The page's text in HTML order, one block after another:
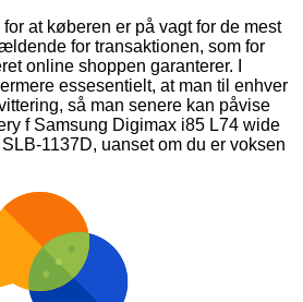
at køberen er på vagt for de mest
for transaktionen, som for
online shoppen garanterer. I
essesentielt, at man til enhver
så man senere kan påvise
f Samsung Digimax i85 L74 wide
1137D, uanset om du er voksen